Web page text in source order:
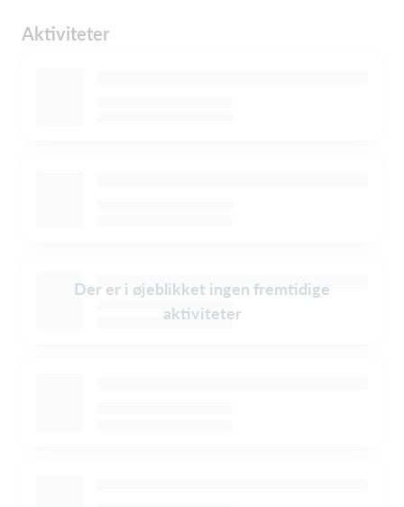
Aktiviteter
Der er i øjeblikket ingen fremtidige
aktiviteter